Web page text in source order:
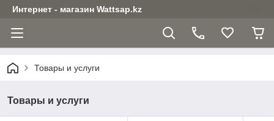
Интернет - магазин Wattsap.kz
Товары и услуги
Товары и услуги